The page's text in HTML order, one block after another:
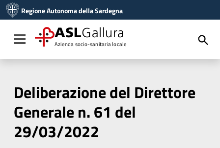
Vai al menu di navigazione
Vai al footer
Regione Autonoma della Sardegna
Toggle navigation
ASLGallura
Azienda socio-sanitaria locale
Deliberazione del Direttore
Generale n. 61 del
29/03/2022